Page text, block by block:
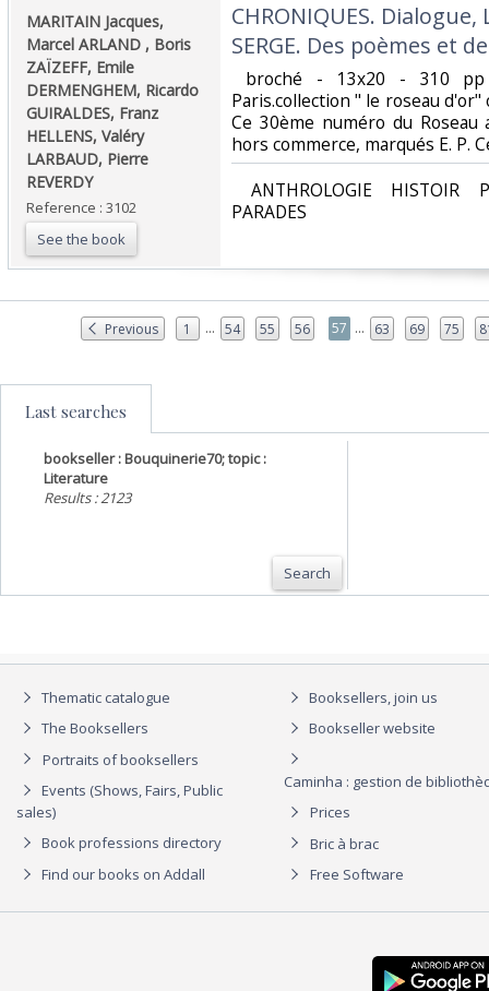
‎MARITAIN Jacques,
Marcel ARLAND , Boris
ZAÏZEFF, Emile
DERMENGHEM, Ricardo
GUIRALDES, Franz
HELLENS, Valéry
LARBAUD, Pierre
REVERDY‎
Reference : 3102
See the book
‎CHRONIQUES.
SERGE. Des poèmes et
broché - 13x20 - 310
Paris.collection " le roseau
Ce 30ème numéro du
hors commerce, marqués E. P.
ANTHROLOGIE HISTOIR
PARADES‎
Previous 1 ... 54 55 56 57 ... 63 69 75
Last searches
bookseller : Bouquinerie70; topic :
Literature
Results : 2123
Search
Thematic catalogue
The Booksellers
Portraits of booksellers
Events (Shows, Fairs, Public
sales)
Book professions directory
Find our books on Addall
Booksellers, join us
Bookseller website
Caminha : gestion de
Prices
Bric à brac
Free Software